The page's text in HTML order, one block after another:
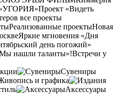
«УГОРИЯ»Проект «Видеть
все проекты
Реализованные проектыНовая
Яркие мгновения «Дня
день погожий»
нашли таланты»!Встречи у
Сувениры
и графика
Аксессуары